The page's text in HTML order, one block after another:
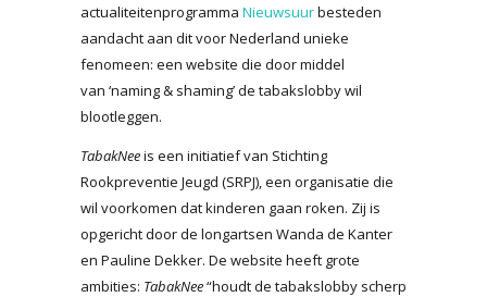
actualiteitenprogramma Nieuwsuurbesteden
aandacht aan dit voor Nederland unieke
fenomeen: een website die door middel
van ‘naming & shaming’ de tabakslobby wil
blootleggen.
TabakNeeis een initiatief van Stichting
Rookpreventie Jeugd (SRPJ), een organisatie die
wil voorkomen dat kinderen gaan roken. Zij is
opgericht door de longartsen Wanda de Kanter
en Pauline Dekker. De website heeft grote
ambities: TabakNee“houdt de tabakslobby scherp